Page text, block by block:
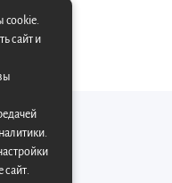
cookie.
сайт и
сайт.